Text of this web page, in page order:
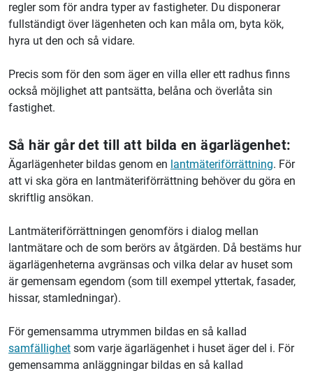
regler som för andra typer av fastigheter. Du disponerar
fullständigt över lägenheten och kan måla om, byta kök,
hyra ut den och så vidare.
Precis som för den som äger en villa eller ett radhus finns
också möjlighet att pantsätta, belåna och överlåta sin
fastighet.
Så här går det till att bilda en ägarlägenhet:
Ägarlägenheter bildas genom en lantmäteriförrättning. För
att vi ska göra en lantmäteriförrättning behöver du göra en
skriftlig ansökan.
Lantmäteriförrättningen genomförs i dialog mellan
lantmätare och de som berörs av åtgärden. Då bestäms hur
ägarlägenheterna avgränsas och vilka delar av huset som
är gemensam egendom (som till exempel yttertak, fasader,
hissar, stamledningar).
För gemensamma utrymmen bildas en så kallad
samfällighet som varje ägarlägenhet i huset äger del i. För
gemensamma anläggningar bildas en så kallad